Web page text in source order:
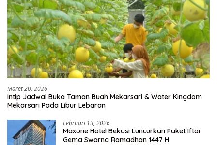
Maret 20, 2026
Intip Jadwal Buka Taman Buah Mekarsari & Water Kingdom
Mekarsari Pada Libur Lebaran
Februari 13, 2026
Maxone Hotel Bekasi Luncurkan Paket Iftar
Gema Swarna Ramadhan 1447 H